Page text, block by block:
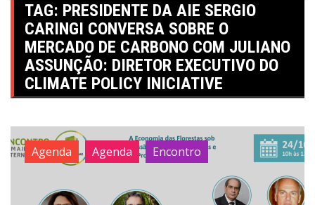
TAG: PRESIDENTE DA AIE SERGIO
CARINGI CONVERSA SOBRE O
MERCADO DE CARBONO COM JULIANO
ASSUNÇÃO: DIRETOR EXECUTIVO DO
CLIMATE POLICY INICIATIVE
Agenda Agenda Encontro